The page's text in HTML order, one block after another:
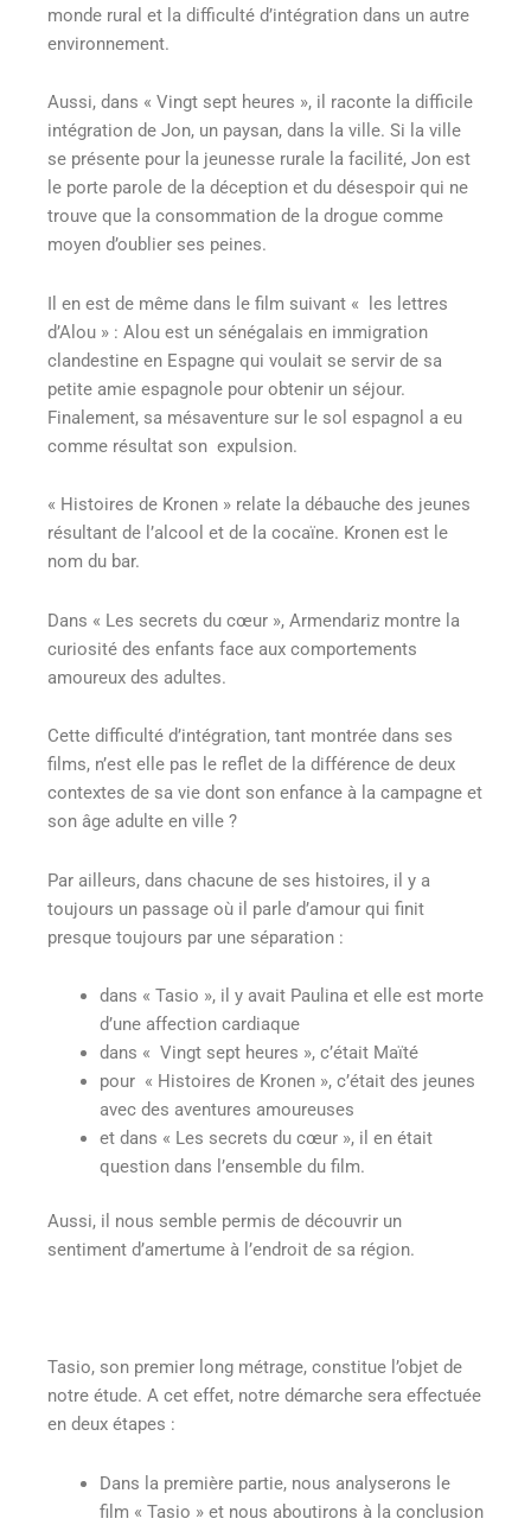
monde rural et la difficulté d’intégration dans un autre
environnement.
Aussi, dans « Vingt sept heures », il raconte la difficile
intégration de Jon, un paysan, dans la ville. Si la ville
se présente pour la jeunesse rurale la facilité, Jon est
le porte parole de la déception et du désespoir qui ne
trouve que la consommation de la drogue comme
moyen d’oublier ses peines.
Il en est de même dans le film suivant « les lettres
d’Alou » : Alou est un sénégalais en immigration
clandestine en Espagne qui voulait se servir de sa
petite amie espagnole pour obtenir un séjour.
Finalement, sa mésaventure sur le sol espagnol a eu
comme résultat son expulsion.
« Histoires de Kronen » relate la débauche des jeunes
résultant de l’alcool et de la cocaïne. Kronen est le
nom du bar.
Dans « Les secrets du cœur », Armendariz montre la
curiosité des enfants face aux comportements
amoureux des adultes.
Cette difficulté d’intégration, tant montrée dans ses
films, n’est elle pas le reflet de la différence de deux
contextes de sa vie dont son enfance à la campagne et
son âge adulte en ville ?
Par ailleurs, dans chacune de ses histoires, il y a
toujours un passage où il parle d’amour qui finit
presque toujours par une séparation :
dans « Tasio », il y avait Paulina et elle est morte
d’une affection cardiaque
dans « Vingt sept heures », c’était Maïté
pour « Histoires de Kronen », c’était des jeunes
avec des aventures amoureuses
et dans « Les secrets du cœur », il en était
question dans l’ensemble du film.
Aussi, il nous semble permis de découvrir un
sentiment d’amertume à l’endroit de sa région.
Tasio, son premier long métrage, constitue l’objet de
notre étude. A cet effet, notre démarche sera effectuée
en deux étapes :
Dans la première partie, nous analyserons le
film « Tasio » et nous aboutirons à la conclusion